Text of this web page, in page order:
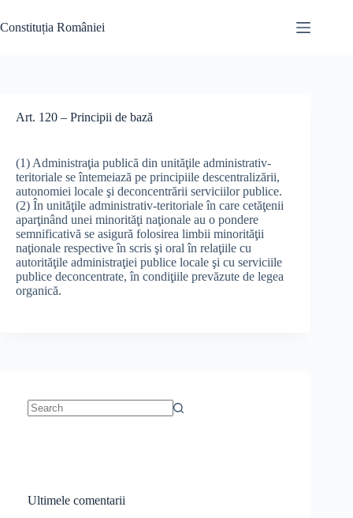
to
content
Constituția României
Art. 120 – Principii de bază
(1) Administraţia publică din unităţile administrativ-
teritoriale se întemeiază pe principiile descentralizării,
autonomiei locale şi deconcentrării serviciilor publice.
(2) În unităţile administrativ-teritoriale în care cetăţenii
aparţinând unei minorităţi naţionale au o pondere
semnificativă se asigură folosirea limbii minorităţii
naţionale respective în scris şi oral în relaţiile cu
autorităţile administraţiei publice locale şi cu serviciile
publice deconcentrate, în condiţiile prevăzute de legea
organică.
Ultimele comentarii